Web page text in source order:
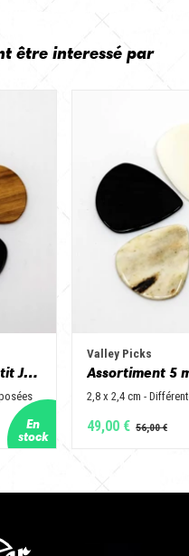
être interessé par
Assortiment 5 matières Petit Jazz - Corne de vache, os, bois de cerf, buis et corne de buffle
Valley Picks
2,8 x 2,4 cm -
49,00 €